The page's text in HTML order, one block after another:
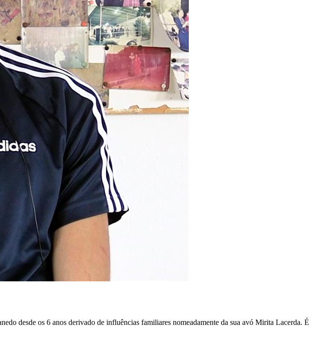
desde os 6 anos derivado de influências familiares nomeadamente da sua avó Mirita Lacerda. É